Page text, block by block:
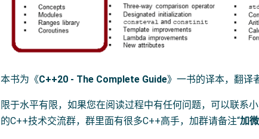
本书为《C++20 - The Complete Guide》一书的译本，翻译
限于水平有限，如果您在阅读过程中有任何问题，可以联系
的C++技术交流群，群里面有很多C++高手，加群请备注“加